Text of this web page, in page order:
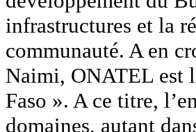
infrastructures et la
communauté. A en
Naimi, ONATEL est
Faso ». A ce titre,
domaines, autant